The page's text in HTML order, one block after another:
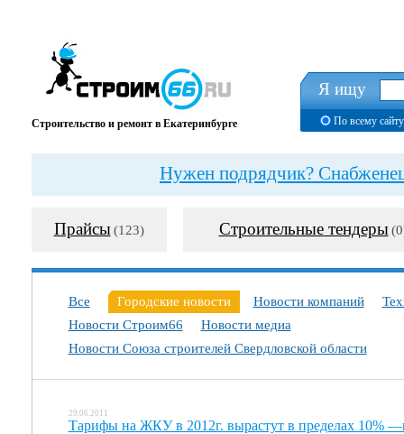
Строительство и ремонт в Екатеринбурге
Я ищу
По всему сайту
Нужен подрядчик?
Прайсы (123) Строительные тендеры
Все Городские новости Новости компаний
Новости Строим66
Новости медиа
Новости Союза строителей Свердловской области
29.06.2011
Тарифы на ЖКУ в 2012г. вырастут в пределах 10%